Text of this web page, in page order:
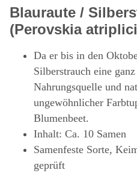
Blauraute /
(Perovskia
Da er bis in den
Silberstrauch eine
Nahrungsquelle und
ungewöhnlicher
Blumenbeet.
Inhalt: Ca. 10 Samen
Samenfeste Sorte,
geprüft